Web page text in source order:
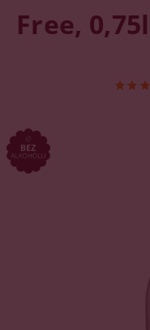
Free, 0,75l